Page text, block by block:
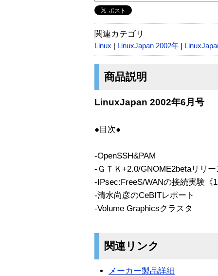
関連カテゴリ
Linux LinuxJapan 2002年
商品説明
LinuxJapan 2002年6月号
●目次●
-OpenSSH&PAM
-ＧＴＫ+2.0/GNOME2betaリリー
-IPsec:FreeS/WANの接続実験《
-清水尚彦のCeBITレポート
-Volume Graphicsクラスタ
関連リンク
メーカー製品詳細